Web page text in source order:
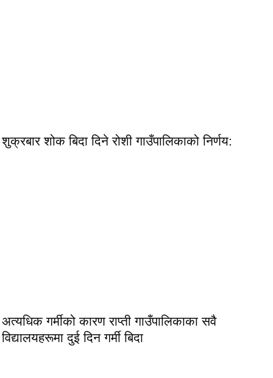
शुक्रबार शोक बिदा दिने रोशी गाउँपालिकाको निर्णय:
अत्यधिक गर्मीको कारण राप्ती गाउँपालिकाका सवै
विद्यालयहरूमा दुई दिन गर्मी बिदा